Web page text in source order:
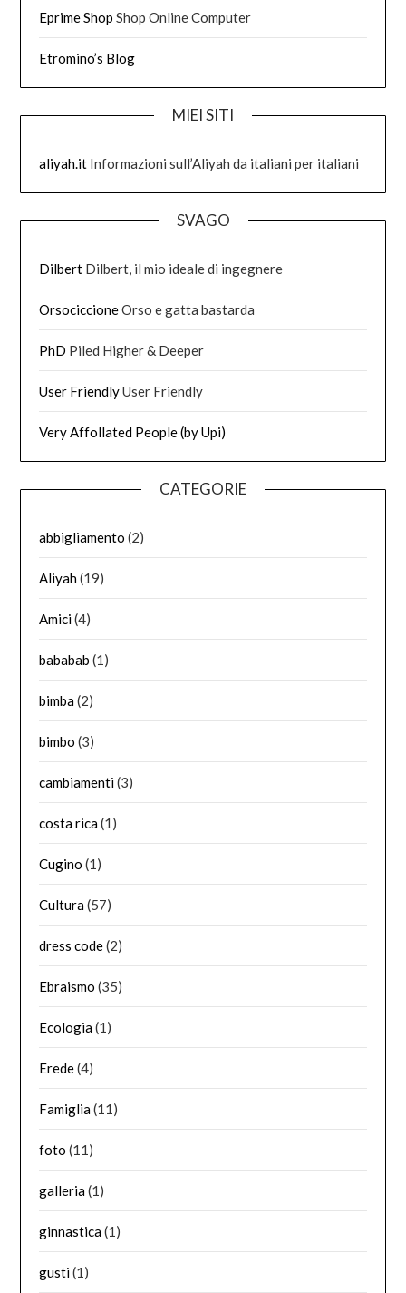
Eprime Shop Shop Online Computer
Etromino’s Blog
MIEI SITI
aliyah.it Informazioni sull’Aliyah da italiani per italiani
SVAGO
Dilbert Dilbert, il mio ideale di ingegnere
OrsociccioneOrso e gatta bastarda
PhD Piled Higher & Deeper
User FriendlyUser Friendly
Very Affollated People (by Upi)
CATEGORIE
abbigliamento (2)
Aliyah(19)
Amici(4)
bababab (1)
bimba(2)
bimbo (3)
cambiamenti(3)
costa rica(1)
Cugino (1)
Cultura(57)
dress code(2)
Ebraismo (35)
Ecologia(1)
Erede(4)
Famiglia(11)
foto (11)
galleria(1)
ginnastica(1)
gusti(1)